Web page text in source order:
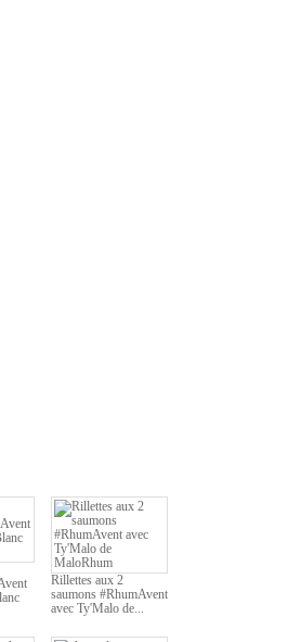
Rillettes aux 2
saumons #RhumAvent
avec Ty'Malo de...